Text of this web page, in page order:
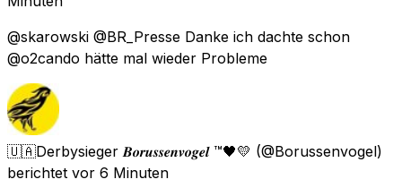
@skarowski @BR_Presse Danke ich dachte schon
@o2cando hätte mal wieder Probleme
🇺🇦Derbysieger 𝑩𝒐𝒓𝒖𝒔𝒔𝒆𝒏𝒗𝒐𝒈𝒆𝒍 ™️🖤💛 (@Borussenvogel)
berichtet vor 6 Minuten